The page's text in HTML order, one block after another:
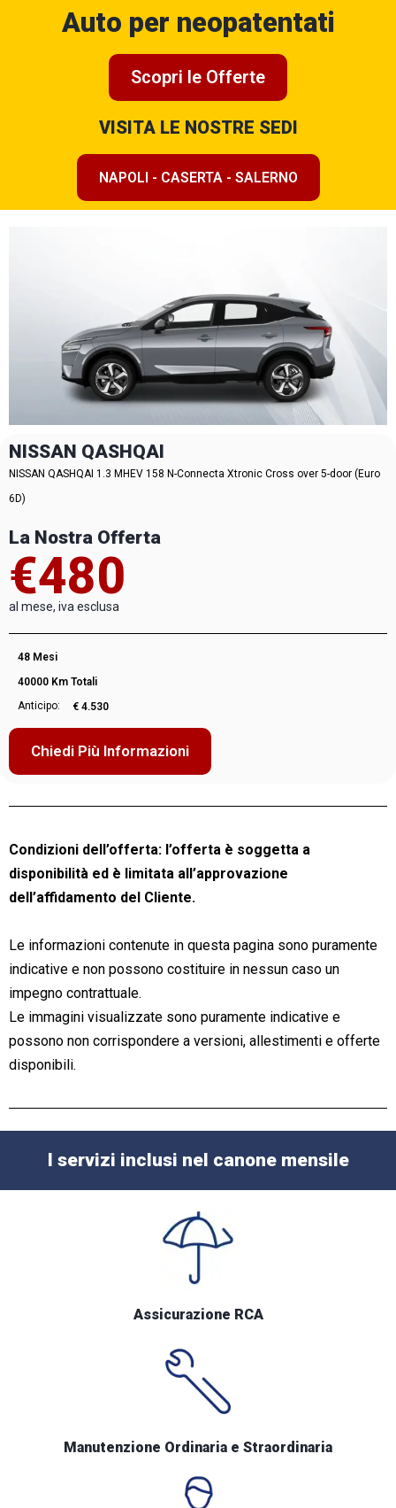
Auto per neopatentati
Scopri le Offerte
VISITA LE NOSTRE SEDI
NAPOLI - CASERTA - SALERNO
NISSAN QASHQAI
NISSAN QASHQAI 1.3 MHEV 158 N-Connecta Xtronic Cross over 5-door (Euro
6D)
La Nostra Offerta
€480
al mese, iva esclusa
48 Mesi
40000 Km Totali
Anticipo:
€ 4.530
Chiedi Più Informazioni
Condizioni dell’offerta: l’offerta è soggetta a
disponibilità ed è limitata all’approvazione
dell’affidamento del Cliente.
Le informazioni contenute in questa pagina sono puramente
indicative e non possono costituire in nessun caso un
impegno contrattuale.
Le immagini visualizzate sono puramente indicative e
possono non corrispondere a versioni, allestimenti e offerte
disponibili.
I servizi inclusi nel canone mensile
Assicurazione RCA
Manutenzione Ordinaria e Straordinaria